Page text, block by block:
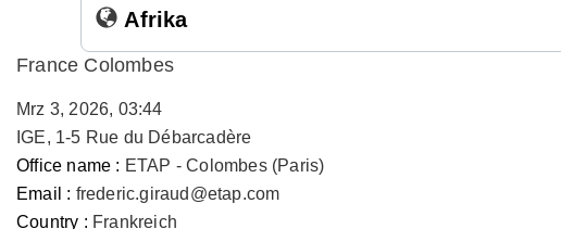
Afrika
France Colombes
Mrz 3, 2026, 03:44
IGE, 1-5 Rue du Débarcadère
Office name : ETAP - Colombes (Paris)
Email : frederic.giraud@etap.com
Country : Frankreich